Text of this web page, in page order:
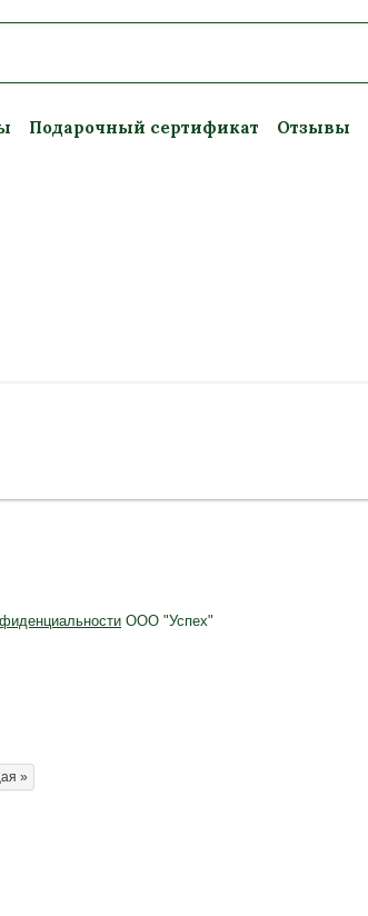
Подарочный сертификат Отзывы
ООО "Успех"
»